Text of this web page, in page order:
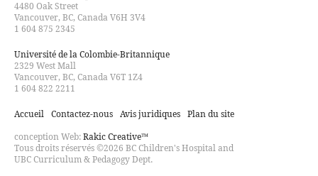
4480 Oak Street
Vancouver, BC, Canada V6H 3V4
1 604 875 2345
Université de la Colombie-Britannique
2329 West Mall
Vancouver, BC, Canada V6T 1Z4
1 604 822 2211
Accueil Contactez-nous Avis juridiques Plan du site
conception Web:Rakic Creative™
Tous droits réservés ©2026 BC Children's Hospital and
UBC Curriculum & Pedagogy Dept.